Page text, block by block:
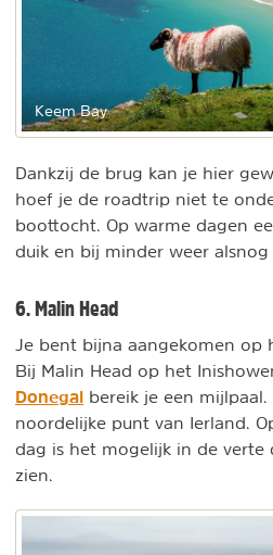
Keem Bay
Dankzij de brug kan je hier
hoef je de roadtrip niet te
boottocht. Op warme dagen
duik en bij minder weer
6. Malin Head
Je bent bijna aangekomen op
Bij Malin Head op het
Donegal bereik je een
noordelijke punt van Ierland.
dag is het mogelijk in de verte
zien.